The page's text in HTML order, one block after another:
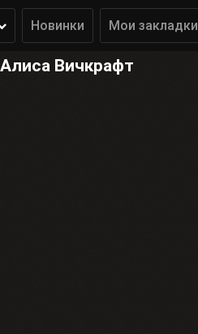
Новинки Мои закладки
Вичкрафт